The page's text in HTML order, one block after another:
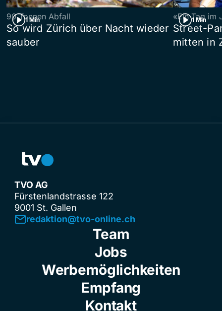
1 Min
90 Tonnen Abfall
So wird Zürich über Nacht wieder
sauber
1 Min
«Ein Tag im
Street-
mitten in
TVO AG
Fürstenlandstrasse 122
9001 St. Gallen
redaktion@tvo-online.ch
Team
Jobs
Werbemöglichkeiten
Empfang
Kontakt